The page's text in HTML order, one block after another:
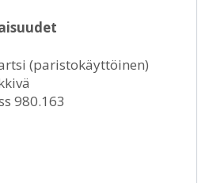
(paristokäyttöinen)
980.163